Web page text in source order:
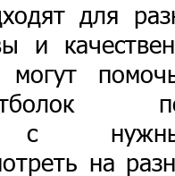
для
и
могут
с
на